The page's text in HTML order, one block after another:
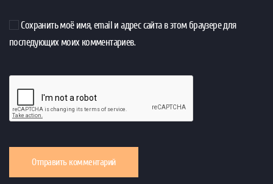
Сохранить моё имя, email и адрес сайта в этом браузере для
последующих моих комментариев.
Отправить комментарий